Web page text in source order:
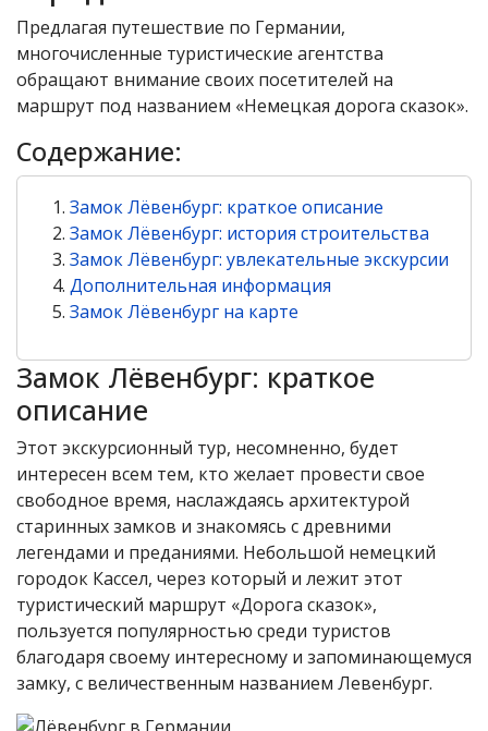
Предлагая путешествие по Германии,
многочисленные туристические агентства
обращают внимание своих посетителей на
маршрут под названием «Немецкая дорога сказок».
Содержание:
Замок Лёвенбург: краткое описание
Замок Лёвенбург: история строительства
Замок Лёвенбург: увлекательные экскурсии
Дополнительная информация
Замок Лёвенбург на карте
Замок Лёвенбург: краткое
описание
Этот экскурсионный тур, несомненно, будет
интересен всем тем, кто желает провести свое
свободное время, наслаждаясь архитектурой
старинных замков и знакомясь с древними
легендами и преданиями. Небольшой немецкий
городок Кассел, через который и лежит этот
туристический маршрут «Дорога сказок»,
пользуется популярностью среди туристов
благодаря своему интересному и запоминающемуся
замку, с величественным названием Левенбург.